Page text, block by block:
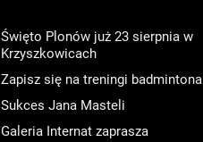
Święto Plonów już 23 sierpnia w
Krzyszkowicach
Zapisz się na treningi badmintona
Sukces Jana Masteli
Galeria Internat zaprasza